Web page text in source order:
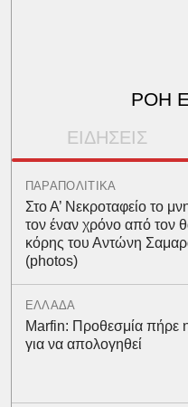
ΡΟΗ
ΕΙΔΗΣΕΙΣ
ΠΑΡΑΠΟΛΙΤΙΚΑ
Στο Α’ Νεκροταφείο το
τον έναν χρόνο από τον
κόρης του Αντώνη
(photos)
ΕΛΛΑΔΑ
Marfin: Προθεσμία πήρε
για να απολογηθεί